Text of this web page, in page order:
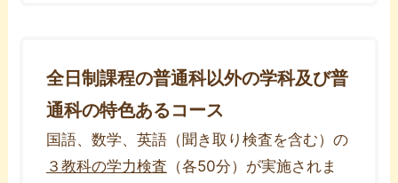
全日制課程の普通科以外の学科及び普
通科の特色あるコース
国語、数学、英語（聞き取り検査を含む）の
３教科の学力検査 （各50分）が実施されま